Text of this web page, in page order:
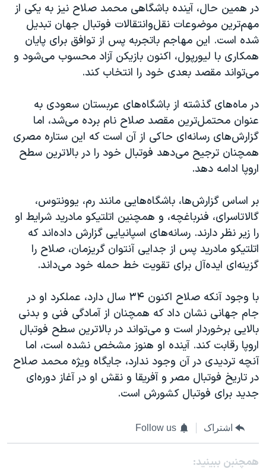
در همین حال، آینده باشگاهی محمد صلاح نیز به یکی از
مهم‌ترین موضوعات نقل‌وانتقالات فوتبال جهان تبدیل
شده است. این مهاجم باتجربه پس از توافق برای پایان
همکاری با لیورپول، اکنون بازیکن آزاد محسوب می‌شود و
می‌تواند مقصد بعدی خود را انتخاب کند.
در ماه‌های گذشته از باشگاه‌های عربستان سعودی به
عنوان محتمل‌ترین مقصد صلاح نام برده می‌شد، اما
گزارش‌های رسانه‌ای حاکی از آن است که این ستاره مصری
همچنان ترجیح می‌دهد فوتبال خود را در بالاترین سطح
اروپا ادامه دهد.
بر اساس گزارش‌ها، باشگاه‌هایی مانند رم، یوونتوس،
گالاتاسرای، فنرباغچه، و همچنین اتلتیکو مادرید شرایط او
را زیر نظر دارند. رسانه‌های اسپانیایی گزارش داده‌اند که
اتلتیکو مادرید پس از جدایی آنتوان گریزمان، صلاح را
گزینه‌ای ایده‌آل برای تقویت خط حمله خود می‌داند.
با وجود آنکه صلاح اکنون ۳۴ سال دارد، عملکرد او در
جام جهانی نشان داد که همچنان از آمادگی فنی و بدنی
بالایی برخوردار است و می‌تواند در بالاترین سطح فوتبال
اروپا رقابت کند. آینده او هنوز مشخص نشده است، اما
آنچه تردیدی در آن وجود ندارد، جایگاه ویژه محمد صلاح
در تاریخ فوتبال مصر و آفریقا و نقش او در آغاز دوره‌ای
جدید برای فوتبال کشورش است.
اشتراک Follow us
همچنبن ببینید: